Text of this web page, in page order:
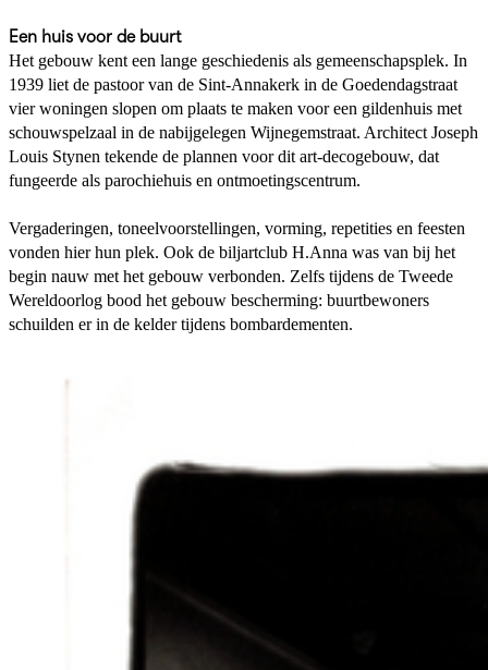
Een huis voor de buurt
Het gebouw kent een lange geschiedenis als gemeenschapsplek. In
1939 liet de pastoor van de Sint-Annakerk in de Goedendagstraat
vier woningen slopen om plaats te maken voor een gildenhuis met
schouwspelzaal in de nabijgelegen Wijnegemstraat. Architect Joseph
Louis Stynen tekende de plannen voor dit art-decogebouw, dat
fungeerde als parochiehuis en ontmoetingscentrum.
Vergaderingen, toneelvoorstellingen, vorming, repetities en feesten
vonden hier hun plek. Ook de biljartclub H.Anna was van bij het
begin nauw met het gebouw verbonden. Zelfs tijdens de Tweede
Wereldoorlog bood het gebouw bescherming: buurtbewoners
schuilden er in de kelder tijdens bombardementen.